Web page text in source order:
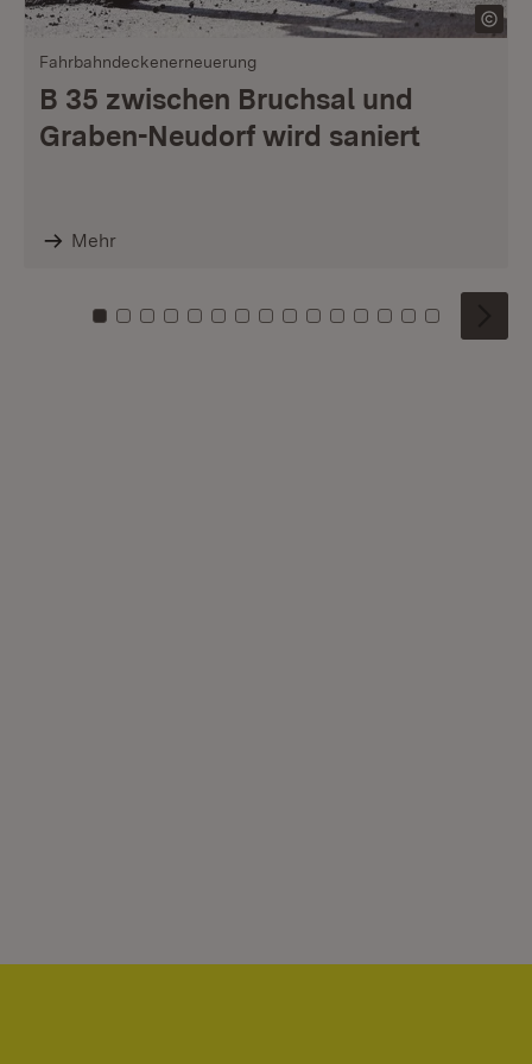
Fahrbahndeckenerneuerung
B 35 zwischen Bruchsal und
Graben-Neudorf wird saniert
Mehr
Zu Kachel: 0
Zu Kachel: 1
Zu Kachel: 2
Zu Kachel: 3
Zu Kachel: 4
Zu Kachel: 5
Zu Kachel: 6
Zu Kachel: 7
Zu Kachel: 8
Zu Kachel: 9
Zu Kachel: 10
Zu Kachel: 11
Zu Kachel: 12
Zu Kachel:
Zu